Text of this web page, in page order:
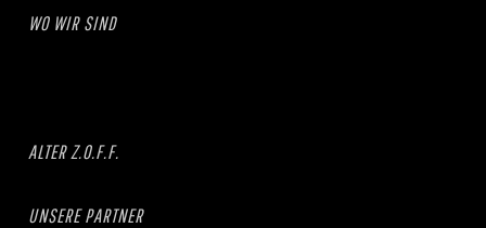
WO WIR SIND
ALTER Z.O.F.F.
UNSERE PARTNER